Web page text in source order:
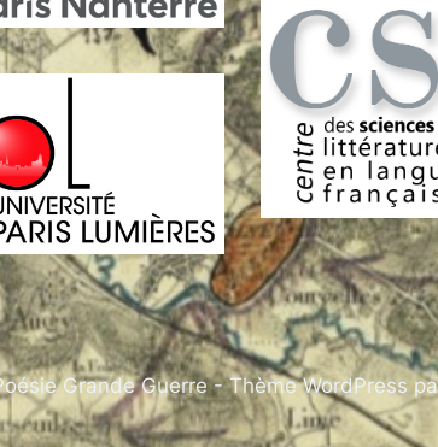
Grande Guerre - Thème WordPress